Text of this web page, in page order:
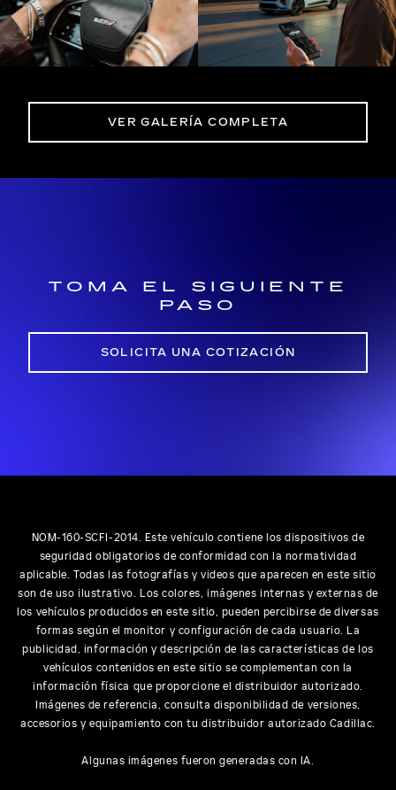
VER GALERÍA COMPLETA
TOMA EL SIGUIENTE
PASO
SOLICITA UNA COTIZACIÓN
NOM-160-SCFI-2014. Este vehículo contiene los dispositivos de
seguridad obligatorios de conformidad con la normatividad
aplicable. Todas las fotografías y videos que aparecen en este sitio
son de uso ilustrativo. Los colores, imágenes internas y externas de
los vehículos producidos en este sitio, pueden percibirse de diversas
formas según el monitor y configuración de cada usuario. La
publicidad, información y descripción de las características de los
vehículos contenidos en este sitio se complementan con la
información física que proporcione el distribuidor autorizado.
Imágenes de referencia, consulta disponibilidad de versiones,
accesorios y equipamiento con tu distribuidor autorizado Cadillac.
Algunas imágenes fueron generadas con IA.